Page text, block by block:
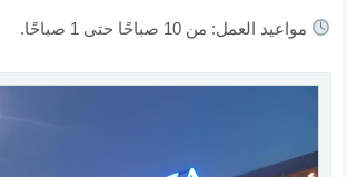
مواعيد العمل: من 10 صباحًا حتى 1 صباحًا.